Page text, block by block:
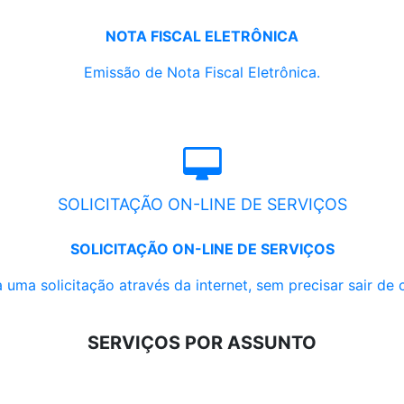
NOTA FISCAL ELETRÔNICA
Emissão de Nota Fiscal Eletrônica.
SOLICITAÇÃO ON-LINE DE SERVIÇOS
SOLICITAÇÃO ON-LINE DE SERVIÇOS
uma solicitação através da internet, sem precisar sair de
SERVIÇOS POR ASSUNTO